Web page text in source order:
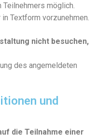
möglich.
Textform vorzunehmen.
nicht besuchen,
des angemeldeten
und
die Teilnahme einer